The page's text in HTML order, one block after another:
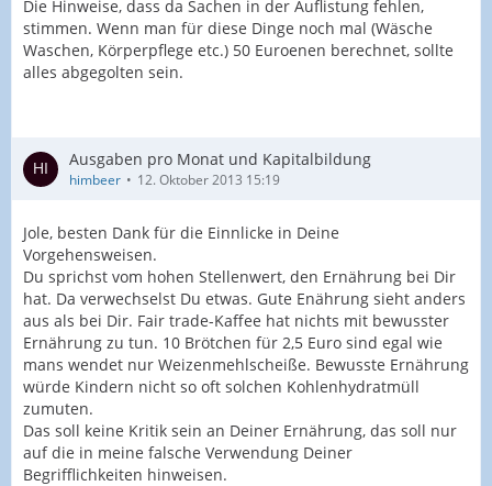
Die Hinweise, dass da Sachen in der Auflistung fehlen,
stimmen. Wenn man für diese Dinge noch mal (Wäsche
Waschen, Körperpflege etc.) 50 Euroenen berechnet, sollte
alles abgegolten sein.
Ausgaben pro Monat und Kapitalbildung
himbeer 12. Oktober 2013 15:19
Jole, besten Dank für die Einnlicke in Deine
Vorgehensweisen.
Du sprichst vom hohen Stellenwert, den Ernährung bei Dir
hat. Da verwechselst Du etwas. Gute Enährung sieht anders
aus als bei Dir. Fair trade-Kaffee hat nichts mit bewusster
Ernährung zu tun. 10 Brötchen für 2,5 Euro sind egal wie
mans wendet nur Weizenmehlscheiße. Bewusste Ernährung
würde Kindern nicht so oft solchen Kohlenhydratmüll
zumuten.
Das soll keine Kritik sein an Deiner Ernährung, das soll nur
auf die in meine falsche Verwendung Deiner
Begrifflichkeiten hinweisen.